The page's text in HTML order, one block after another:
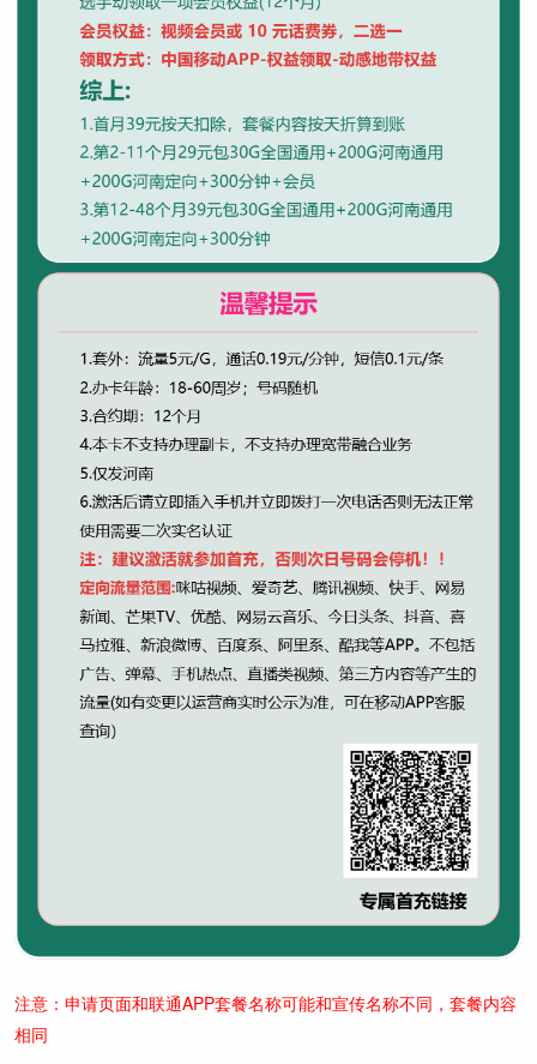
注意：申请页面和联通APP套餐名称可能和宣传名称不同，套餐内容
相同